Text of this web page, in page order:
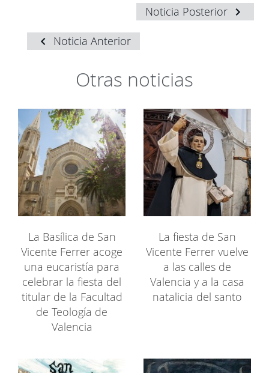
Noticia Posterior
Noticia Anterior
Otras noticias
La Basílica de San
Vicente Ferrer acoge
una eucaristía para
celebrar la fiesta del
titular de la Facultad
de Teología de
Valencia
La fiesta de San
Vicente Ferrer vuelve
a las calles de
Valencia y a la casa
natalicia del santo